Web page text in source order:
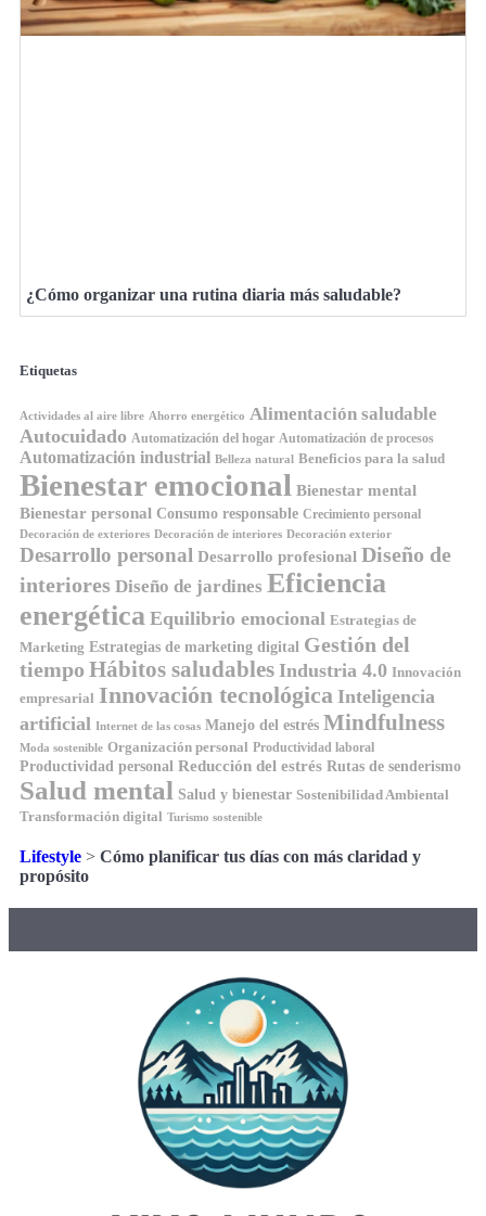
¿Cómo organizar una rutina diaria más saludable?
Etiquetas
Actividades al aire libre Ahorro energético Alimentación saludable
Autocuidado Automatización del hogar Automatización de procesos
Automatización industrial Belleza natural Beneficios para la salud
Bienestar emocional Bienestar mental
Bienestar personal Consumo responsable Crecimiento personal
Decoración de exteriores Decoración de interiores Decoración exterior
Desarrollo personal Desarrollo profesional Diseño de
interiores Diseño de jardines Eficiencia
energética Equilibrio emocional Estrategias de
Marketing Estrategias de marketing digital Gestión del
tiempo Hábitos saludables Industria 4.0 Innovación
empresarial Innovación tecnológica Inteligencia
artificial Internet de las cosas Manejo del estrés Mindfulness
Moda sostenible Organización personal Productividad laboral
Productividad personal Reducción del estrés Rutas de senderismo
Salud mental Salud y bienestar Sostenibilidad Ambiental
Transformación digital Turismo sostenible
Lifestyle > Cómo planificar tus días con más claridad y
propósito